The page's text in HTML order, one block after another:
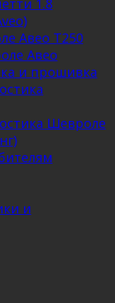
1.8
Авео Т250
Авео
и прошивка
Шевроле
и